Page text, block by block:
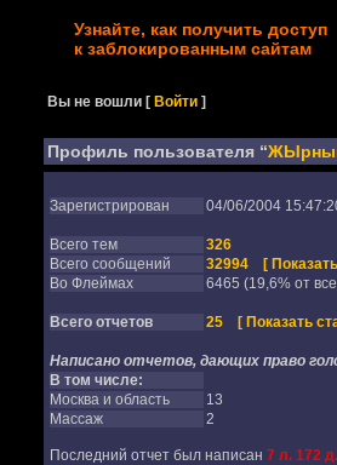
Узнайте, как получить доступ
к заблокированным сайтам
Вы не вошли [Войти ]
Профиль пользователя “
Зарегистрирован 04/06/2004
Всего тем
326
Всего сообщений
32994
[
Во Флеймах
6465 (19,6% от
Всего отчетов 25 [ Показать
Написано отчетов, дающих право
В том числе:
Москва и область
13
Массаж
2
Последний отчет был написан 7 л. 172 д.